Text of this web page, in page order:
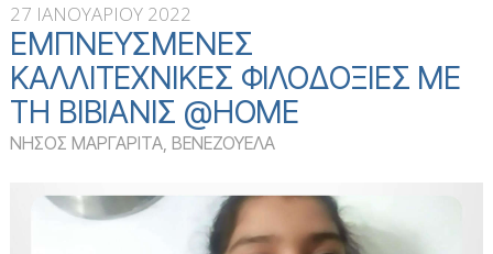
27 ΙΑΝΟΥΑΡΙΟΥ 2022
ΕΜΠΝΕΥΣΜΈΝΕΣ
ΚΑΛΛΙΤΕΧΝΙΚΈΣ ΦΙΛΟΔΟΞΊΕΣ ΜΕ
ΤΗ ΒΙΒΙΆΝΙΣ @HOME
ΝΗΣΟΣ ΜΑΡΓΑΡΙΤΑ, ΒΕΝΕΖΟΥΕΛΑ